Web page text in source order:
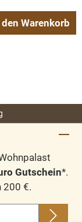
Kiefer
den Warenkorb
Gutschein*.
200 €.